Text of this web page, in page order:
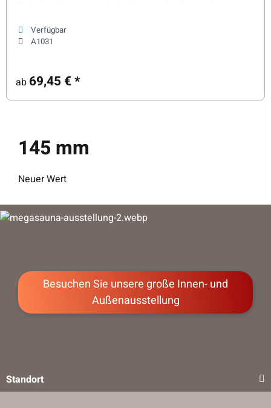
Verfügbar
A1031
ab 69,45 €*
145 mm
Neuer Wert
Besuchen Sie unsere große Innen- und
Außenausstellung
Standort